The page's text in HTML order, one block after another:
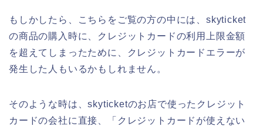
もしかしたら、こちらをご覧の方の中には、skyticket
の商品の購入時に、クレジットカードの利用上限金額
を超えてしまったために、クレジットカードエラーが
発生した人もいるかもしれません。
そのような時は、skyticketのお店で使ったクレジット
カードの会社に直接、「クレジットカードが使えない